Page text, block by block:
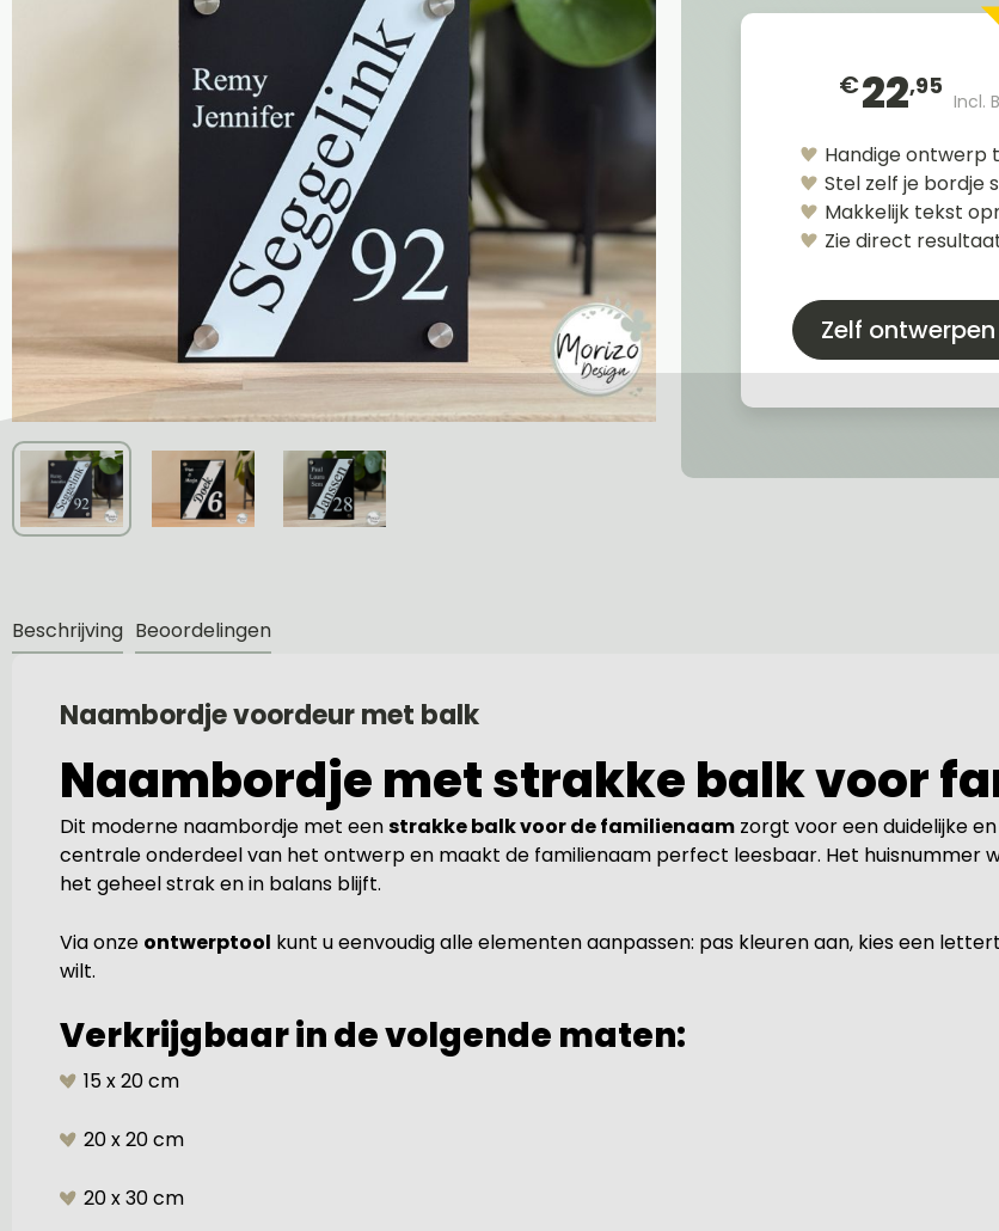
€22,95
Incl.
Handige ontwerp
Stel zelf je bordje
Makkelijk tekst
Zie direct
Zelf ontwerpen
Beschrijving Beoordelingen
Naambordje voordeur met balk
Naambordje met strakke balk voor
Dit moderne naambordje met eenstrakke balk voor de familienaam zorgt voor een duidelijke
centrale onderdeel van het ontwerp en maakt de familienaam perfect leesbaar. Het huisnummer
het geheel strak en in balans blijft.
Via onze ontwerptool kunt u eenvoudig alle elementen aanpassen: pas kleuren aan, kies een
wilt.
Verkrijgbaar in de volgende maten:
15 x 20 cm
20 x 20 cm
20 x 30 cm